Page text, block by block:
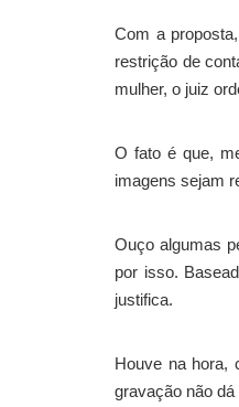
Com a
restrição de
mulher, o juiz
O fato é que,
imagens sejam
Ouço algumas
por isso.
justifica.
Houve na hora,
gravação não